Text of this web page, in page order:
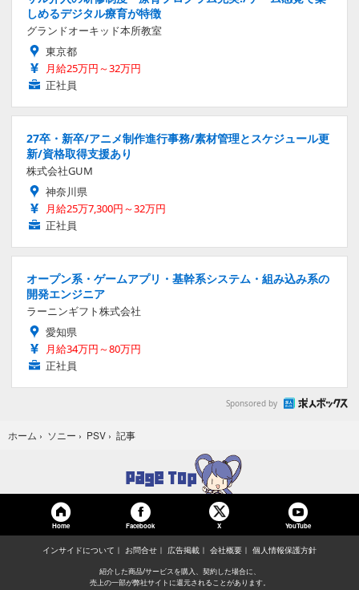
しめるデジタル療育が特徴
グランドオーキッド本所教室
東京都
月給25万円～32万円
正社員
27卒・新卒/アニメ制作進行事務/素材管理とスケジュール更
新/資格取得支援あり
株式会社GUM
神奈川県
月給25万7,300円～32万円
正社員
オープン系・ゲームアプリ・基幹系システム・組み込み系の
開発エンジニア
ラーニンギフト株式会社
愛知県
月給34万円～80万円
正社員
Sponsored by
ホーム › ソニー › PSV › 記事
Home Facebook X YouTube
インサイドについて お問合せ 広告掲載 会社概要 個人情報保護方針
紹介した商品/サービスを購入、契約した場合に、
売上の一部が弊社サイトに還元されることがあります。